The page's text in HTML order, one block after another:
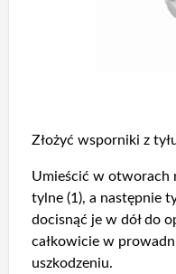
Złożyć wsporniki z
Umieścić w otworach
tylne (1), a następnie
docisnąć je w dół do
całkowicie w
uszkodzeniu.